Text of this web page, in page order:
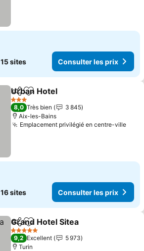
15 sites Consulter les prix
PartagerAjouter à mes favoris
Urban Hotel
3 Étoiles
8,0 Très bien
3 845
Aix-les-Bains
Emplacement privilégié en centre-ville
16 sites Consulter les prix
PartagerAjouter à mes favoris
Grand Hotel Sitea
5 Étoiles
9,2 Excellent
5 973
Turin